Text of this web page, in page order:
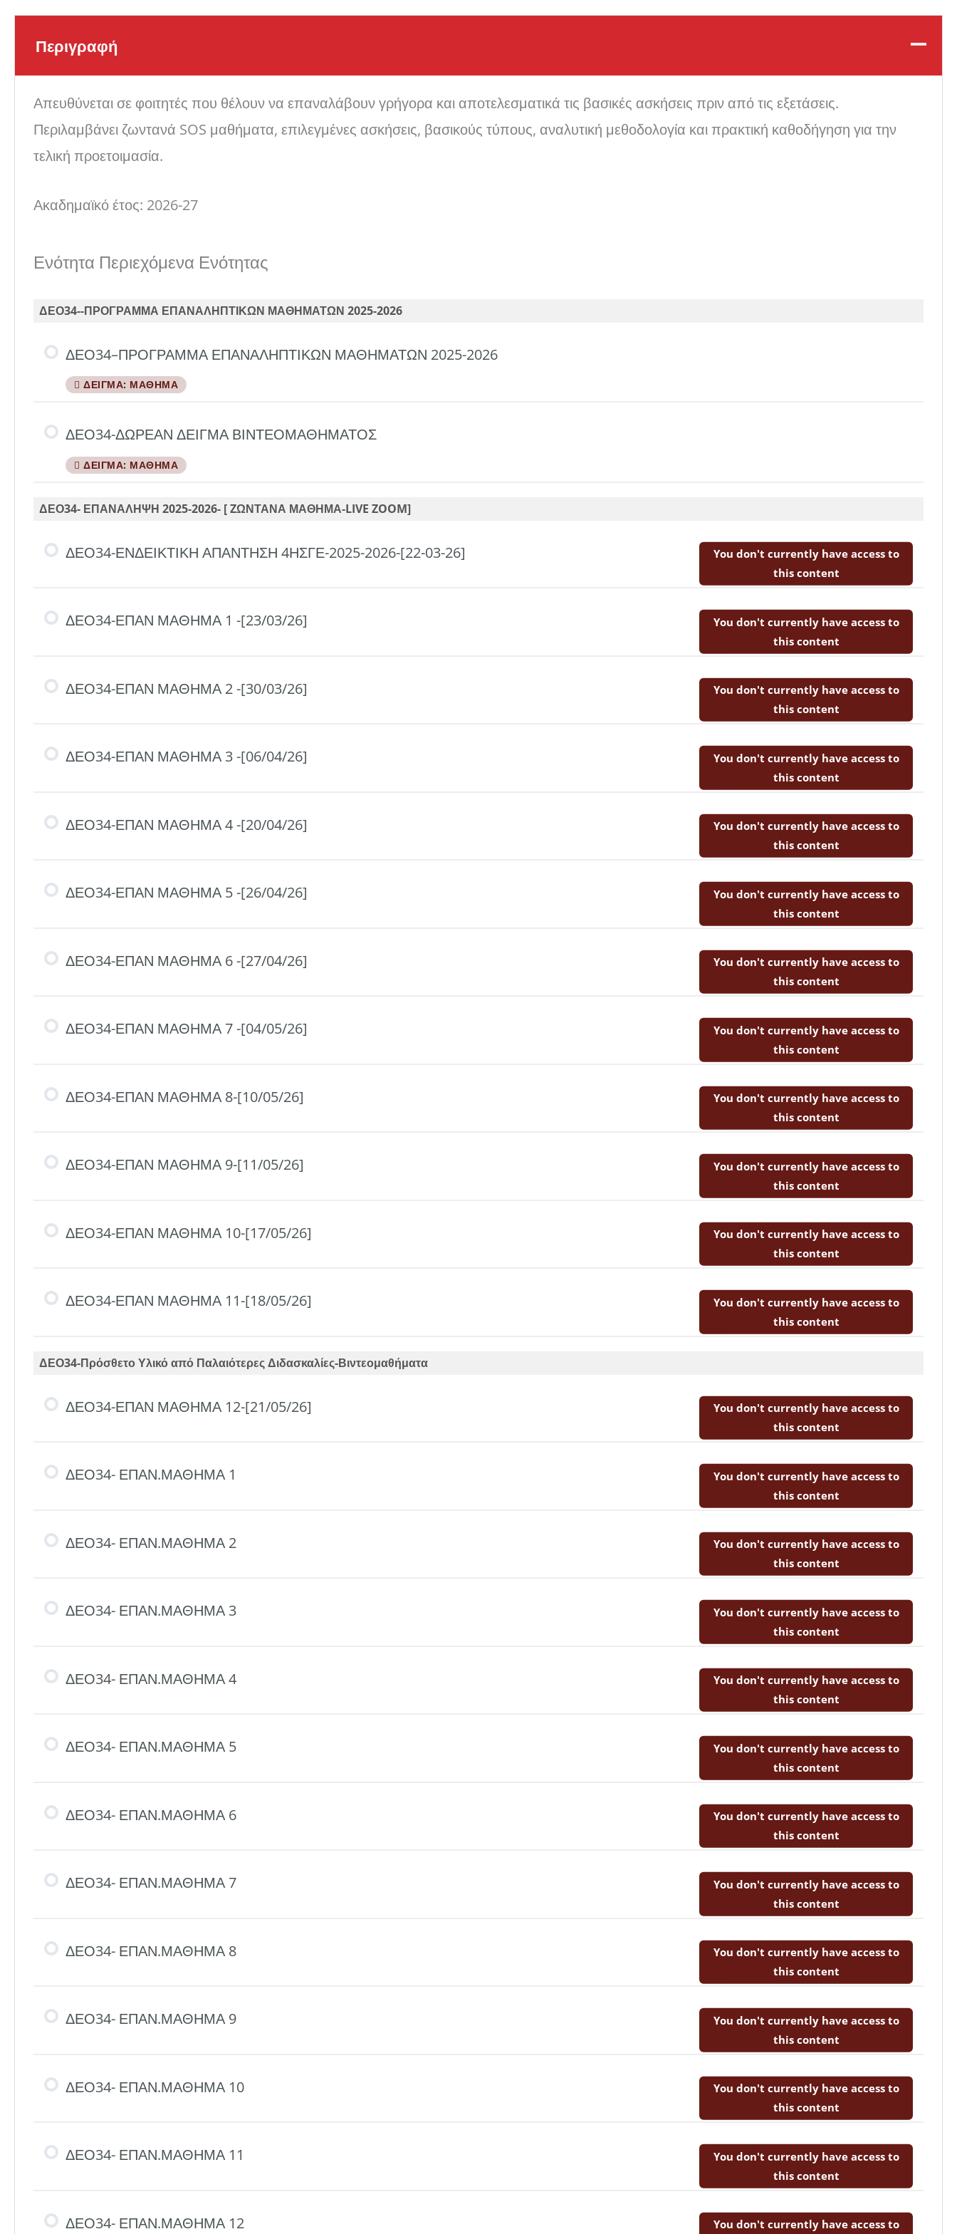
Περιγραφή
Απευθύνεται σε φοιτητές που θέλουν να επαναλάβουν γρήγορα και αποτελεσματικά τις βασικές ασκήσεις πριν από τις εξετάσεις.
Περιλαμβάνει ζωντανά SOS μαθήματα, επιλεγμένες ασκήσεις, βασικούς τύπους, αναλυτική μεθοδολογία και πρακτική καθοδήγηση για την
τελική προετοιμασία.
Ακαδημαϊκό έτος: 2026-27
Ενότητα Περιεχόμενα Ενότητας
ΔΕΟ34--ΠΡΟΓΡΑΜΜΑ ΕΠΑΝΑΛΗΠΤΙΚΩΝ ΜΑΘΗΜΑΤΩΝ 2025-2026
ΔΕΟ34–ΠΡΟΓΡΑΜΜΑ ΕΠΑΝΑΛΗΠΤΙΚΩΝ ΜΑΘΗΜΑΤΩΝ 2025-2026
ΔΕΊΓΜΑ: ΜΆΘΗΜΑ
ΔΕΟ34-ΔΩΡΕΑΝ ΔΕΙΓΜΑ ΒΙΝΤΕΟΜΑΘΗΜΑΤΟΣ
ΔΕΊΓΜΑ: ΜΆΘΗΜΑ
ΔΕΟ34- ΕΠΑΝΑΛΗΨΗ 2025-2026- [ ZΩΝΤΑΝΑ ΜΑΘΗΜΑ-LIVE ZOOM]
ΔΕΟ34-ΕΝΔΕΙΚΤΙΚΗ ΑΠΑΝΤΗΣΗ 4ΗΣΓΕ-2025-2026-[22-03-26]
You don't currently have access to
this content
ΔΕΟ34-ΕΠΑΝ ΜΑΘΗΜΑ 1 -[23/03/26]
You don't currently have access to
this content
ΔΕΟ34-ΕΠΑΝ ΜΑΘΗΜΑ 2 -[30/03/26]
You don't currently have access to
this content
ΔΕΟ34-ΕΠΑΝ ΜΑΘΗΜΑ 3 -[06/04/26]
You don't currently have access to
this content
ΔΕΟ34-ΕΠΑΝ ΜΑΘΗΜΑ 4 -[20/04/26]
You don't currently have access to
this content
ΔΕΟ34-ΕΠΑΝ ΜΑΘΗΜΑ 5 -[26/04/26]
You don't currently have access to
this content
ΔΕΟ34-ΕΠΑΝ ΜΑΘΗΜΑ 6 -[27/04/26]
You don't currently have access to
this content
ΔΕΟ34-ΕΠΑΝ ΜΑΘΗΜΑ 7 -[04/05/26]
You don't currently have access to
this content
ΔΕΟ34-ΕΠΑΝ ΜΑΘΗΜΑ 8-[10/05/26]
You don't currently have access to
this content
ΔΕΟ34-ΕΠΑΝ ΜΑΘΗΜΑ 9-[11/05/26]
You don't currently have access to
this content
ΔΕΟ34-ΕΠΑΝ ΜΑΘΗΜΑ 10-[17/05/26]
You don't currently have access to
this content
ΔΕΟ34-ΕΠΑΝ ΜΑΘΗΜΑ 11-[18/05/26]
You don't currently have access to
this content
ΔΕΟ34-Πρόσθετο Υλικό από Παλαιότερες Διδασκαλίες-Βιντεομαθήματα
ΔΕΟ34-ΕΠΑΝ ΜΑΘΗΜΑ 12-[21/05/26]
You don't currently have access to
this content
ΔΕΟ34- ΕΠΑΝ.ΜΑΘΗΜΑ 1
You don't currently have access to
this content
ΔΕΟ34- ΕΠΑΝ.ΜΑΘΗΜΑ 2
You don't currently have access to
this content
ΔΕΟ34- ΕΠΑΝ.ΜΑΘΗΜΑ 3
You don't currently have access to
this content
ΔΕΟ34- ΕΠΑΝ.ΜΑΘΗΜΑ 4
You don't currently have access to
this content
ΔΕΟ34- ΕΠΑΝ.ΜΑΘΗΜΑ 5
You don't currently have access to
this content
ΔΕΟ34- ΕΠΑΝ.ΜΑΘΗΜΑ 6
You don't currently have access to
this content
ΔΕΟ34- ΕΠΑΝ.ΜΑΘΗΜΑ 7
You don't currently have access to
this content
ΔΕΟ34- ΕΠΑΝ.ΜΑΘΗΜΑ 8
You don't currently have access to
this content
ΔΕΟ34- ΕΠΑΝ.ΜΑΘΗΜΑ 9
You don't currently have access to
this content
ΔΕΟ34- ΕΠΑΝ.ΜΑΘΗΜΑ 10
You don't currently have access to
this content
ΔΕΟ34- ΕΠΑΝ.ΜΑΘΗΜΑ 11
You don't currently have access to
this content
ΔΕΟ34- ΕΠΑΝ.ΜΑΘΗΜΑ 12 You don't currently have access to